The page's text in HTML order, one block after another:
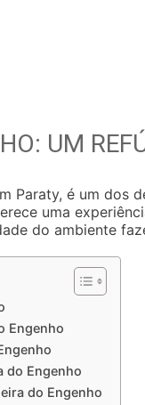
UM
Paraty, é um dos
uma
do ambiente
Engenho
do Engenho
do Engenho